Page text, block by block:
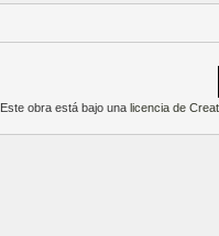
Este obra está bajo unalicencia de